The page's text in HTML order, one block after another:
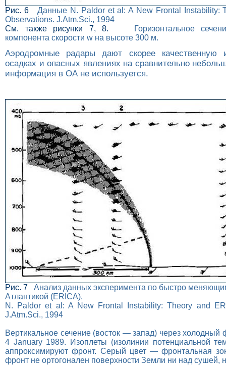
Рис. 6Данные N. Paldor et al: A New Frontal Instability:
Observations. J.Atm.Sci., 1994
См. также рисунки 7, 8. Горизонтальное
компонента скорости w на высоте 300 м.
Аэродромные радары дают скорее
осадках и опасных явлениях на сравнительно
информация в ОА не используется.
Рис. 7 Анализ данных эксперимента по быстро
Атлантикой (ERICA),
N. Paldor et al: A New Frontal Instability: Theory and
J.Atm.Sci., 1994
Вертикальное сечение (восток — запад) через холодный
4 January 1989. Изоплеты (изолинии потенциальной
аппроксимируют фронт. Серый цвет — фронтальная
фронт не ортогонален поверхности Земли ни над сушей,